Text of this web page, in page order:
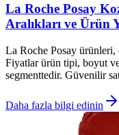
La Roche Posay
Aralıkları ve Ürün
La Roche Posay ürünleri,
Fiyatlar ürün tipi, boyut
segmenttedir. Güvenilir
Daha fazla bilgi edinin